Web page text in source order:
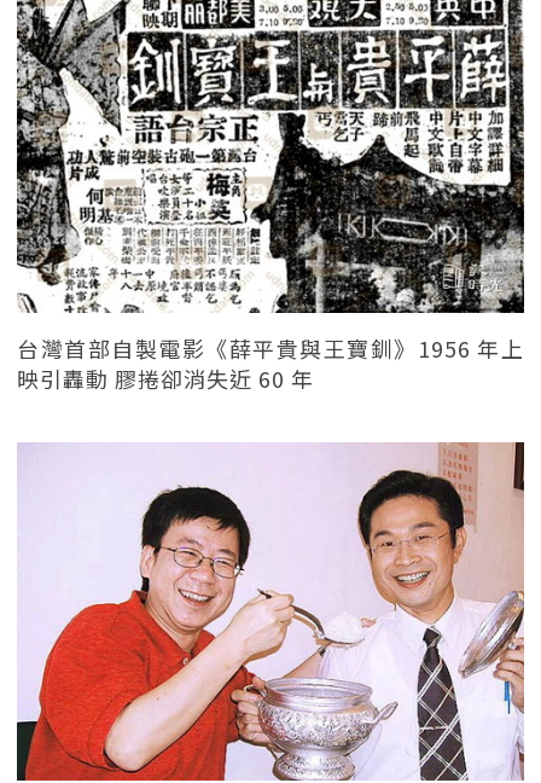
台灣首部自製電影《薛平貴與王寶釧》1956 年上
映引轟動 膠捲卻消失近 60 年